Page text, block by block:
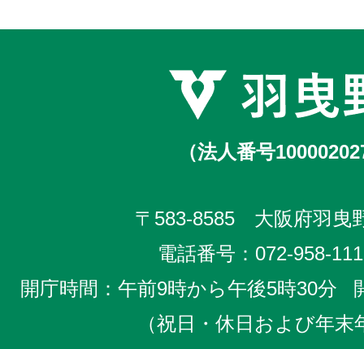
（法人番号
〒583-8585 大阪府羽曳
電話番号： 072-958-
開庁時間：午前9時から午後5時30分
（祝日・休日および年